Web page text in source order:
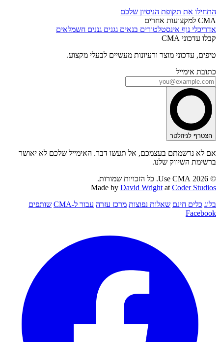
התחילו את תקופת הניסיון שלכם
CMA למקצועות אחרים
אדריכלי נוף אינסטלטורים בנאים גגנים גננים חשמלאים
קבלו עדכוני CMA
טיפים, עדכוני מוצר ורעיונות מעשיים לבעלי מקצוע.
כתובת אימייל
הצטרף לניוזלטר
אם לא נרשמתם בעצמכם, אל תעשו דבר. האימייל שלכם לא יאושר
ברשימת השיווק שלנו.
© 2026 Use CMA. כל הזכויות שמורות.
Made by David Wright at Coder Studios
בלוג כלים חינם שאלות נפוצות מרכז עזרה עבור ל-CMA
שותפים
Facebook